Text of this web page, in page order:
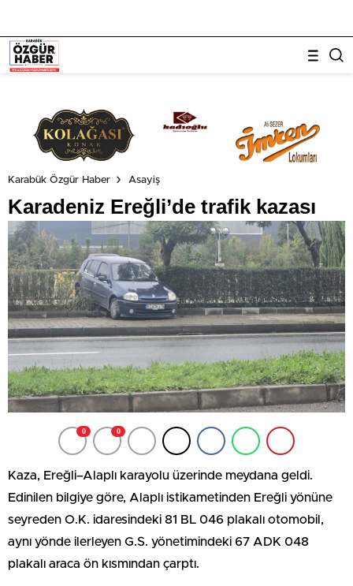
Karabük Özgür Haber Asayiş
Karadeniz Ereğli’de trafik kazası
0 0
Kaza, Ereğli–Alaplı karayolu üzerinde meydana geldi.
Edinilen bilgiye göre, Alaplı istikametinden Ereğli yönüne
seyreden O.K. idaresindeki 81 BL 046 plakalı otomobil,
aynı yönde ilerleyen G.S. yönetimindeki 67 ADK 048
plakalı araca ön kısmından çarptı.